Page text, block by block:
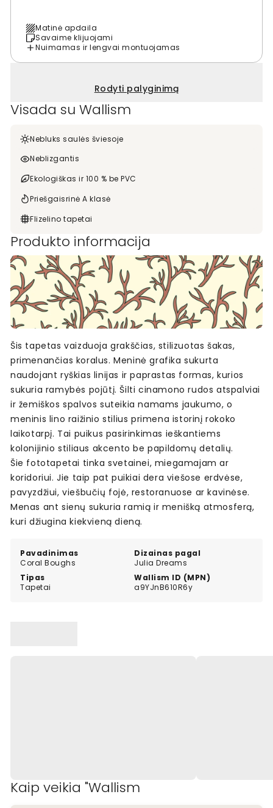
Matinė apdaila
Savaime klijuojami
Nuimamas ir lengvai montuojamas
Rodyti palyginimą
Visada su Wallism
Nebluks saulės šviesoje
Neblizgantis
Ekologiškas ir 100 % be PVC
Priešgaisrinė A klasė
Flizelino tapetai
Produkto informacija
Pavadinimas
Coral Boughs
Dizainas pagal
Julia Dreams
Tipas
Tapetai
Wallism ID (MPN)
a9YJnB610R6y
Šis tapetas vaizduoja grakščias, stilizuotas šakas,
primenančias koralus. Meninė grafika sukurta
naudojant ryškias linijas ir paprastas formas, kurios
sukuria ramybės pojūtį. Šilti cinamono rudos atspalviai
ir žemiškos spalvos suteikia namams jaukumo, o
meninis lino raižinio stilius primena istorinį rokoko
laikotarpį. Tai puikus pasirinkimas ieškantiems
kolonijinio stiliaus akcento be papildomų detalių.
Šie fototapetai tinka svetainei, miegamajam ar
koridoriui. Jie taip pat puikiai dera viešose erdvėse,
pavyzdžiui, viešbučių fojė, restoranuose ar kavinėse.
Menas ant sienų sukuria ramią ir menišką atmosferą,
kuri džiugina kiekvieną dieną.
Kaip veikia "Wallism